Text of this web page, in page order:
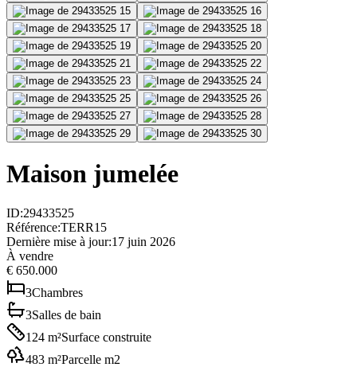
Maison jumelée
ID:29433525
Référence:TERR15
Dernière mise à jour:17 juin 2026
À vendre
€ 650.000
3Chambres
3Salles de bain
124 m²Surface construite
483 m²Parcelle m2